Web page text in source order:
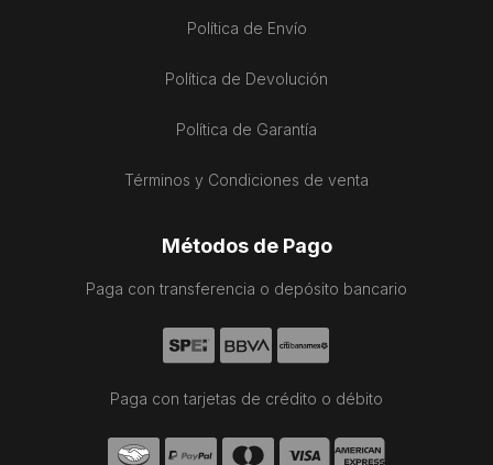
Política de Envío
Política de Devolución
Política de Garantía
Términos y Condiciones de venta
Métodos de Pago
Paga con transferencia o depósito bancario
Paga con tarjetas de crédito o débito